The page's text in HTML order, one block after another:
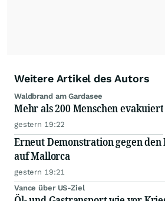
Weitere Artikel des Autors
Waldbrand am Gardasee
Mehr als 200 Menschen evakuiert
gestern 19:22
Erneut Demonstration gegen den
auf Mallorca
gestern 19:21
Vance über US-Ziel